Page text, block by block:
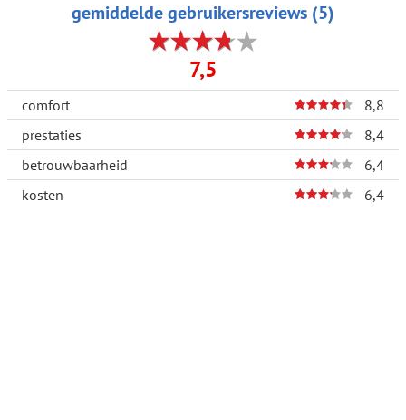
gemiddelde gebruikersreviews (5)
7,5
comfort
8,8
prestaties
8,4
betrouwbaarheid
6,4
kosten
6,4